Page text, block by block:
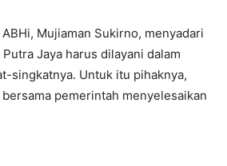
Mujiaman Sukirno, menyadari
Jaya harus dilayani dalam
singkatnya. Untuk itu pihaknya,
pemerintah menyelesaikan